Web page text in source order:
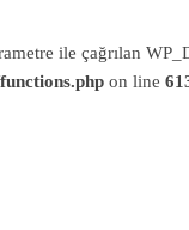
ile çağrılan
on line